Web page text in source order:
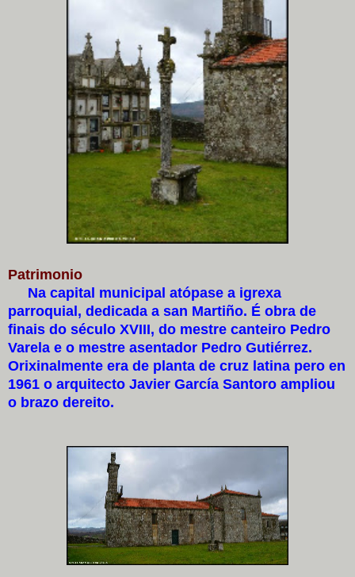
Patrimonio
Na capital municipal atópase a igrexa
parroquial, dedicada a san Martiño. É obra de
finais do século XVIII, do mestre canteiro Pedro
Varela e o mestre asentador Pedro Gutiérrez.
Orixinalmente era de planta de cruz latina pero en
1961 o arquitecto Javier García Santoro ampliou
o brazo dereito.